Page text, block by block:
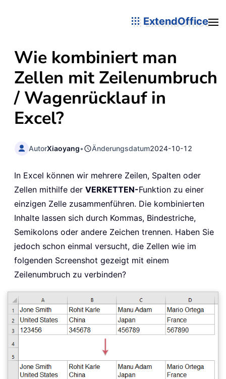
ExtendOffice
Wie kombiniert man
Zellen mit Zeilenumbruch
/ Wagenrücklauf in
Excel?
AutorXiaoyang• Änderungsdatum2024-10-12
In Excel können wir mehrere Zeilen, Spalten oder
Zellen mithilfe der VERKETTEN-Funktion zu einer
einzigen Zelle zusammenführen. Die kombinierten
Inhalte lassen sich durch Kommas, Bindestriche,
Semikolons oder andere Zeichen trennen. Haben Sie
jedoch schon einmal versucht, die Zellen wie im
folgenden Screenshot gezeigt mit einem
Zeilenumbruch zu verbinden?